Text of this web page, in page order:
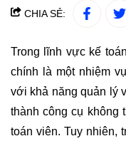
CHIA SẺ:
Trong lĩnh vực kế
chính là một nhiệm
với khả năng quản lý
thành công cụ không
toán viên. Tuy nhiên,